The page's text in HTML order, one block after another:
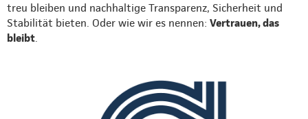
treu bleiben und nachhaltige Transparenz, Sicherheit und
Stabilität bieten. Oder wie wir es nennen: Vertrauen, das
bleibt